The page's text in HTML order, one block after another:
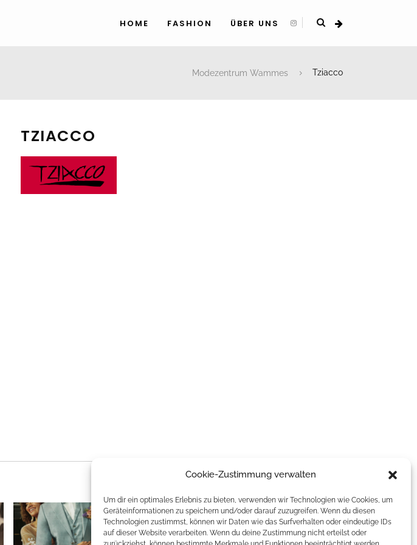
Cookie-Zustimmung verwalten
Um dir ein optimales Erlebnis zu bieten, verwenden wir Technologien wie Cookies, um
Geräteinformationen zu speichern und/oder darauf zuzugreifen. Wenn du diesen
Technologien zustimmst, können wir Daten wie das Surfverhalten oder eindeutige IDs
auf dieser Website verarbeiten. Wenn du deine Zustimmung nicht erteilst oder
HOME FASHION ÜBER UNS
Modezentrum Wammes Tziacco
TZIACCO